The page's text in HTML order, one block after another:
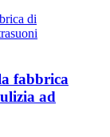
fabbrica
ad